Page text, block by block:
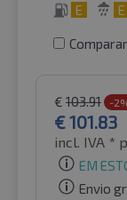
E E
€ 103.91 -
€101.83
incl. IVA *
EM
Envio